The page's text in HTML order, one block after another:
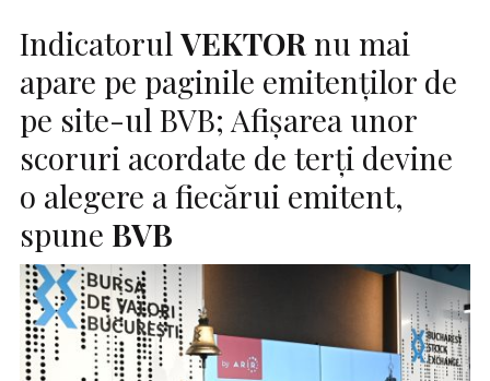
Indicatorul VEKTORnu mai
apare pe paginile emitenților de
pe site-ul BVB; Afișarea unor
scoruri acordate de terți devine
o alegere a fiecărui emitent,
spune BVB